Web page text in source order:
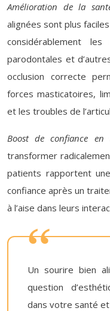
Amélioration de la
alignées sont plus
considérablement
parodontales et
occlusion correcte
forces masticatoires,
et les troubles de
Boost de confiance
transformer
patients rapportent
confiance après un
à l’aise dans leurs
Un sourire bien
question
dans votre santé